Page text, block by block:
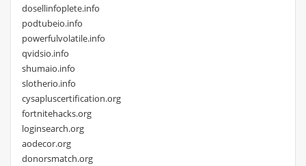
dosellinfoplete.info
podtubeio.info
powerfulvolatile.info
qvidsio.info
shumaio.info
slotherio.info
cysapluscertification.org
fortnitehacks.org
loginsearch.org
aodecor.org
donorsmatch.org